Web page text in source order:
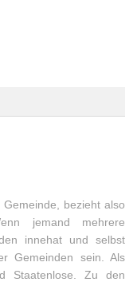
bezieht also
jemand mehrere
innehat und selbst
Gemeinden sein. Als
Staatenlose. Zu den